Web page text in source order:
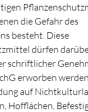
die Gefahr des
besteht. Diese
dürfen
schriftlicher
erworben
auf
Hofflächen,